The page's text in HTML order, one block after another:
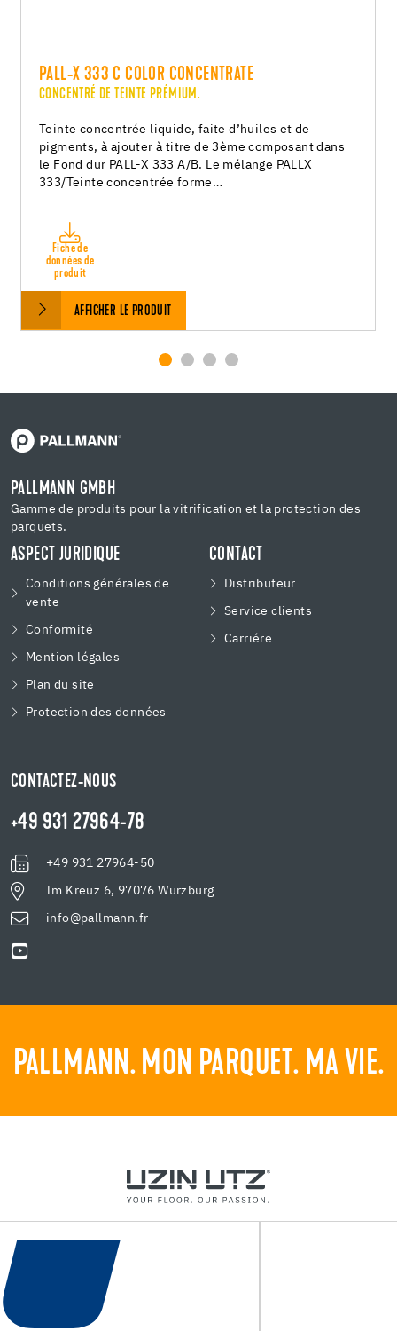
PALL-X 333 C COLOR CONCENTRATE
CONCENTRÉ DE TEINTE PRÉMIUM.
Teinte concentrée liquide, faite d’huiles et de
pigments, à ajouter à titre de 3ème composant dans
le Fond dur PALL-X 333 A/B. Le mélange PALLX
333/Teinte concentrée forme…
Fiche de
données de
produit
AFFICHER LE PRODUIT
PALLMANN GMBH
Gamme de produits pour la vitrification et la protection des
parquets.
ASPECT JURIDIQUE
Conditions générales de
vente
Conformité
Mention légales
Plan du site
Protection des données
CONTACT
Distributeur
Service clients
Carriére
CONTACTEZ-NOUS
+49 931 27964-78
+49 931 27964-50
Im Kreuz 6, 97076 Würzburg
info@pallmann.fr
PALLMANN. MON PARQUET. MA VIE.